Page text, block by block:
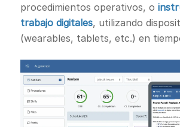
procedimientos operativos, o
trabajo digitales, utilizando
(wearables, tablets, etc.) en